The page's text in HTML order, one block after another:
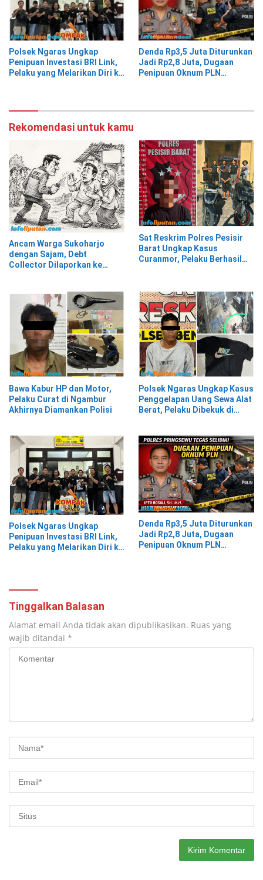
Polsek Ngaras Ungkap
Penipuan Investasi BRI Link,
Pelaku yang Melarikan Diri ke
Denda Rp3,5 Juta Diturunkan
Jadi Rp2,8 Juta, Dugaan
Penipuan Oknum PLN
Rekomendasi untuk kamu
Ancam Warga Sukoharjo
dengan Sajam, Debt
Collector Dilaporkan ke
Sat Reskrim Polres Pesisir
Barat Ungkap Kasus
Curanmor, Pelaku Berhasil
Bawa Kabur HP dan Motor,
Pelaku Curat di Ngambur
Akhirnya Diamankan Polisi
Polsek Ngaras Ungkap Kasus
Penggelapan Uang Sewa Alat
Berat, Pelaku Dibekuk di
Polsek Ngaras Ungkap
Penipuan Investasi BRI Link,
Pelaku yang Melarikan Diri ke
Denda Rp3,5 Juta Diturunkan
Jadi Rp2,8 Juta, Dugaan
Penipuan Oknum PLN
Tinggalkan Balasan
Alamat email Anda tidak akan dipublikasikan. Ruas yang
wajib ditandai *